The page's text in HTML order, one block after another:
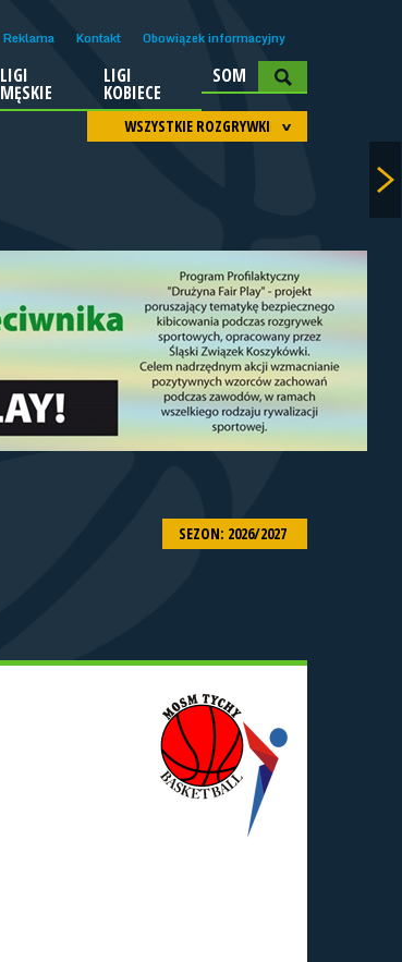
Reklama Kontakt Obowiązek informacyjny
LIGI
MĘSKIE
LIGI
KOBIECE
SOM
WSZYSTKIE ROZGRYWKI
SEZON: 2026/2027